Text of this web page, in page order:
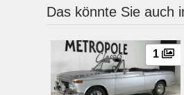
Das könnte Sie auch
1